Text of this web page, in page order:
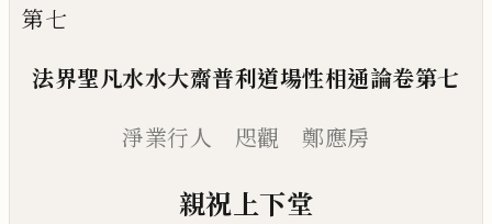
第七
法界聖凡水水大齋普利道場性相通論卷第七
淨業行人 咫觀 鄭應房
親祝上下堂